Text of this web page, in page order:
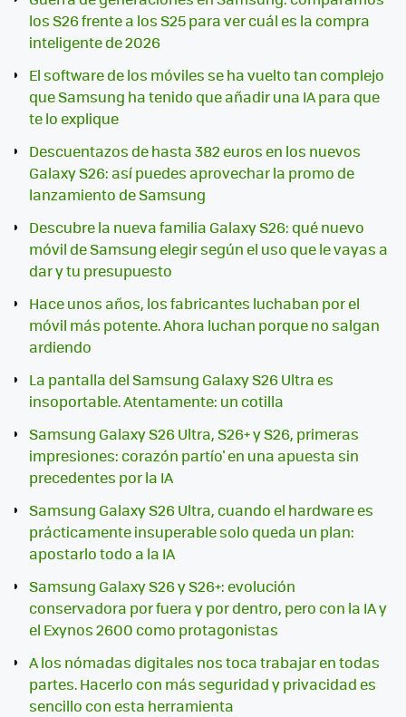
los S26 frente a los S25 para ver cuál es la compra
inteligente de 2026
El software de los móviles se ha vuelto tan complejo
que Samsung ha tenido que añadir una IA para que
te lo explique
Descuentazos de hasta 382 euros en los nuevos
Galaxy S26: así puedes aprovechar la promo de
lanzamiento de Samsung
Descubre la nueva familia Galaxy S26: qué nuevo
móvil de Samsung elegir según el uso que le vayas a
dar y tu presupuesto
Hace unos años, los fabricantes luchaban por el
móvil más potente. Ahora luchan porque no salgan
ardiendo
La pantalla del Samsung Galaxy S26 Ultra es
insoportable. Atentamente: un cotilla
Samsung Galaxy S26 Ultra, S26+ y S26, primeras
impresiones: corazón partío' en una apuesta sin
precedentes por la IA
Samsung Galaxy S26 Ultra, cuando el hardware es
prácticamente insuperable solo queda un plan:
apostarlo todo a la IA
Samsung Galaxy S26 y S26+: evolución
conservadora por fuera y por dentro, pero con la IA y
el Exynos 2600 como protagonistas
A los nómadas digitales nos toca trabajar en todas
partes. Hacerlo con más seguridad y privacidad es
sencillo con esta herramienta